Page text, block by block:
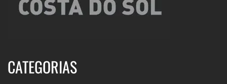
CATEGORIAS